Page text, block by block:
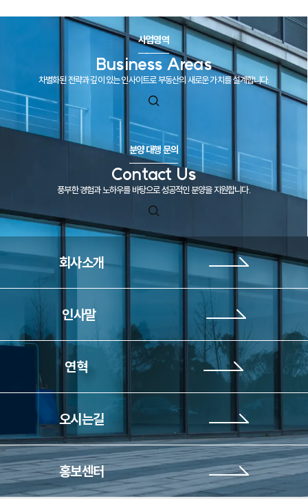
사업영역
Business Areas
차별화된 전략과 깊이 있는 인사이트로 부동산의 새로운 가치를 설계합니다.
분양 대행 문의
Contact Us
풍부한 경험과 노하우를 바탕으로 성공적인 분양을 지원합니다.
회사소개
인사말
연혁
오시는길
홍보센터